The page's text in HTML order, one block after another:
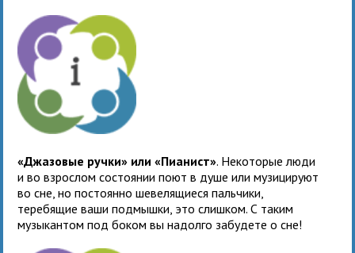
«Джазовые ручки» или «Пианист». Некоторые люди
и во взрослом состоянии поют в душе или музицируют
во сне, но постоянно шевелящиеся пальчики,
теребящие ваши подмышки, это слишком. С таким
музыкантом под боком вы надолго забудете о сне!